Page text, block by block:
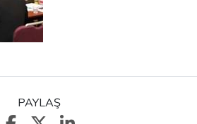
PAYLAŞ